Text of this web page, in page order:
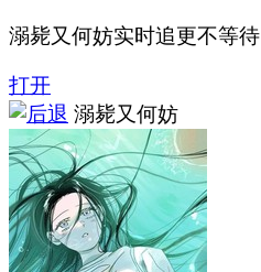
溺毙又何妨实时追更不等待
打开
溺毙又何妨